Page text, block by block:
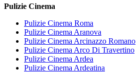
Pulizie Cinema
Pulizie Cinema Roma
Pulizie Cinema Aranova
Pulizie Cinema Arcinazzo Romano
Pulizie Cinema Arco Di Travertino
Pulizie Cinema Ardea
Pulizie Cinema Ardeatina